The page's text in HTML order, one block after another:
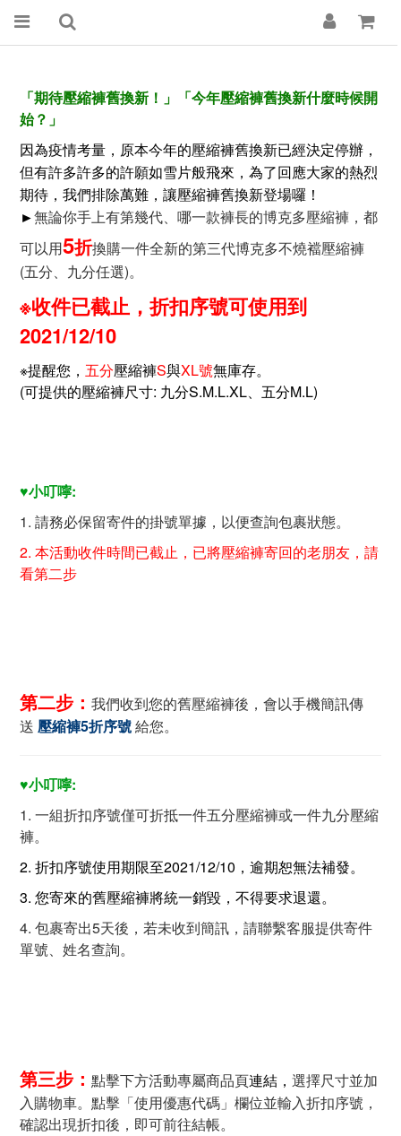
「期待壓縮褲舊換新！」「今年壓縮褲舊換新什麼時候開
始？」
因為疫情考量，原本今年的壓縮褲舊換新已經決定停辦，
但有許多許多的許願如雪片般飛來，為了回應大家的熱烈
期待，我們排除萬難，讓壓縮褲舊換新登場囉！
►無論你手上有第幾代、哪一款褲長的博克多壓縮褲，都
可以用5折換購一件全新的第三代博克多不燒襠壓縮褲
(五分、九分任選)。
※收件已截止，折扣序號可使用到
2021/12/10
※提醒您， 五分壓縮褲S與XL號無庫存。
(可提供的壓縮褲尺寸: 九分S.M.L.XL、五分M.L)
♥小叮嚀:
1. 請務必保留寄件的掛號單據，以便查詢包裹狀態。
2. 本活動收件時間已截止，已將壓縮褲寄回的老朋友，請
看第二步
第二步： 我們收到您的舊壓縮褲後，會以手機簡訊傳
送 壓縮褲5折序號給您。
♥小叮嚀:
1. 一組折扣序號僅可折抵一件五分壓縮褲或一件九分壓縮
褲。
2. 折扣序號使用期限至2021/12/10，逾期恕無法補發。
3. 您寄來的舊壓縮褲將統一銷毀，不得要求退還。
4. 包裹寄出5天後，若未收到簡訊，請聯繫客服提供寄件
單號、姓名查詢。
第三步： 點擊下方活動專屬商品頁連結， 選擇尺寸並加
入購物車。點擊「使用優惠代碼」欄位並輸入折扣序號，
確認出現折扣後，即可前往結帳。